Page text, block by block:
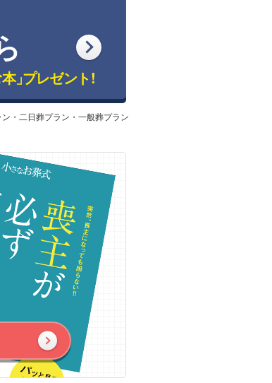
」プレゼント!
・二日葬プラン・一般葬プラン